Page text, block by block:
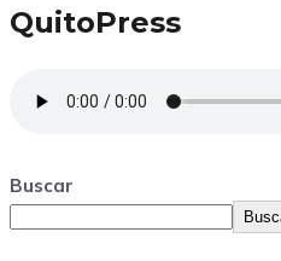
QuitoPress
Buscar